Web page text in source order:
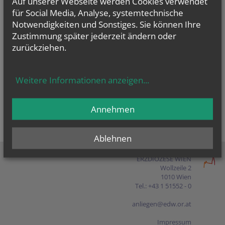
Presse
Shop
ERZDIÖZESE WIEN
Wollzeile 2
1010 Wien
Tel.: +43 1 51552 - 0
anliegen@edw.or.at
Impressum
für Social Media, Analyse, systemtechnische
Notwendigkeiten und Sonstiges. Sie können Ihre
Zustimmung später jederzeit ändern oder
zurückziehen.
Weitere Informationen anzeigen...
Ablehnen
Annehmen